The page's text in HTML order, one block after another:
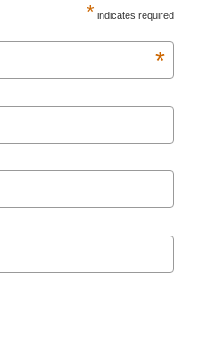
* indicates required
*